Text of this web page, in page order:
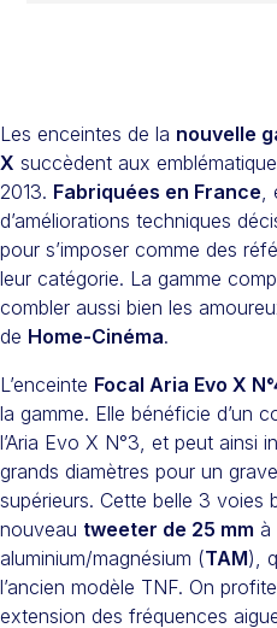
Les enceintes de la nouvelle
X succèdent aux
2013. Fabriquées en France
d’améliorations techniques
pour s’imposer comme des
leur catégorie. La gamme
combler aussi bien les
de Home-Cinéma.
L’enceinte Focal Aria Evo X
la gamme. Elle bénéficie d’un
l’Aria Evo X N°3, et peut ainsi
grands diamètres pour un
supérieurs. Cette belle 3 voies
nouveau tweeter de 25 mm à
aluminium/magnésium (TAM),
l’ancien modèle TNF. On
extension des fréquences